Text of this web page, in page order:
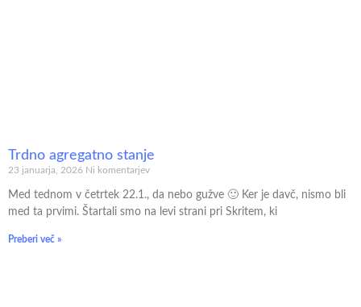
Trdno agregatno stanje
23 januarja, 2026 Ni komentarjev
Med tednom v četrtek 22.1., da nebo gužve 🙂 Ker je davč, nismo bli
med ta prvimi. Štartali smo na levi strani pri Skritem, ki
Preberi več »